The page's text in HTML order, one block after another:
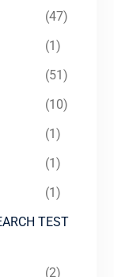
(47)
(1)
(51)
(10)
(1)
(1)
(1)
TEST
(2)